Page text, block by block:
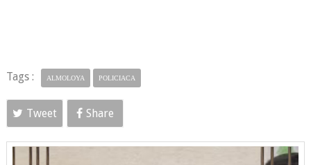
Tags : ALMOLOYA POLICIACA
Tweet Share